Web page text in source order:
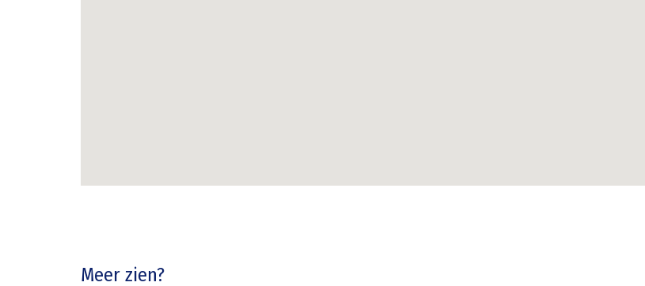
Meer zien?